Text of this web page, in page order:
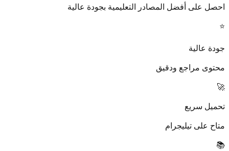
احصل على أفضل المصادر التعليمية بجودة عالية
⭐
جودة عالية
محتوى مراجع ودقيق
🚀
تحميل سريع
متاح على تيليجرام
📚